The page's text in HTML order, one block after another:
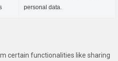
personal data.
certain functionalities like sharing